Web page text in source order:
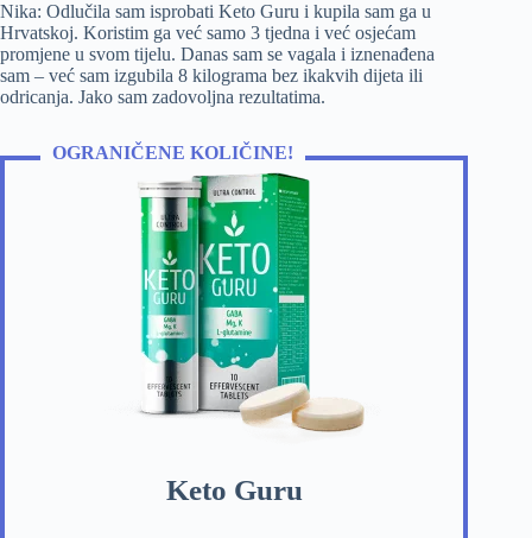
Nika: Odlučila sam isprobati Keto Guru i kupila sam ga u
Hrvatskoj. Koristim ga već samo 3 tjedna i već osjećam
promjene u svom tijelu. Danas sam se vagala i iznenađena
sam – već sam izgubila 8 kilograma bez ikakvih dijeta ili
odricanja. Jako sam zadovoljna rezultatima.
OGRANIČENE KOLIČINE!
Keto Guru